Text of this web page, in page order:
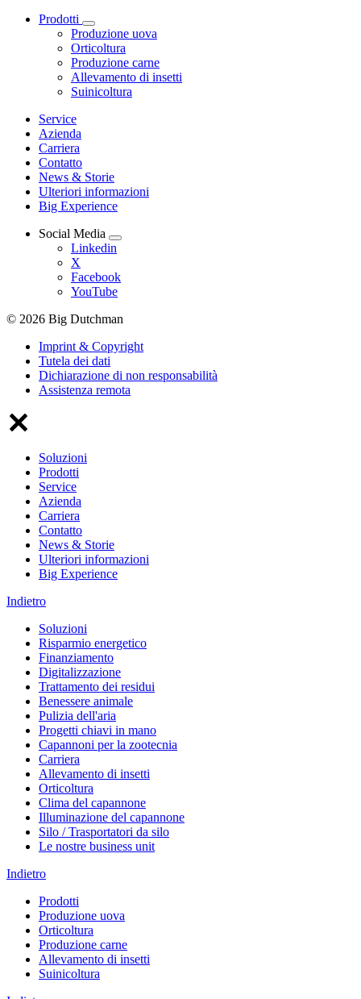
Prodotti
Produzione uova
Orticoltura
Produzione carne
Allevamento di insetti
Suinicoltura
Service
Azienda
Carriera
Contatto
News & Storie
Ulteriori informazioni
Big Experience
Social Media
Linkedin
X
Facebook
YouTube
© 2026 Big Dutchman
Imprint & Copyright
Tutela dei dati
Dichiarazione di non responsabilità
Assistenza remota
Soluzioni
Prodotti
Service
Azienda
Carriera
Contatto
News & Storie
Ulteriori informazioni
Big Experience
Indietro
Soluzioni
Risparmio energetico
Finanziamento
Digitalizzazione
Trattamento dei residui
Benessere animale
Pulizia dell'aria
Progetti chiavi in mano
Capannoni per la zootecnia
Carriera
Allevamento di insetti
Orticoltura
Clima del capannone
Illuminazione del capannone
Silo / Trasportatori da silo
Le nostre business unit
Indietro
Prodotti
Produzione uova
Orticoltura
Produzione carne
Allevamento di insetti
Suinicoltura